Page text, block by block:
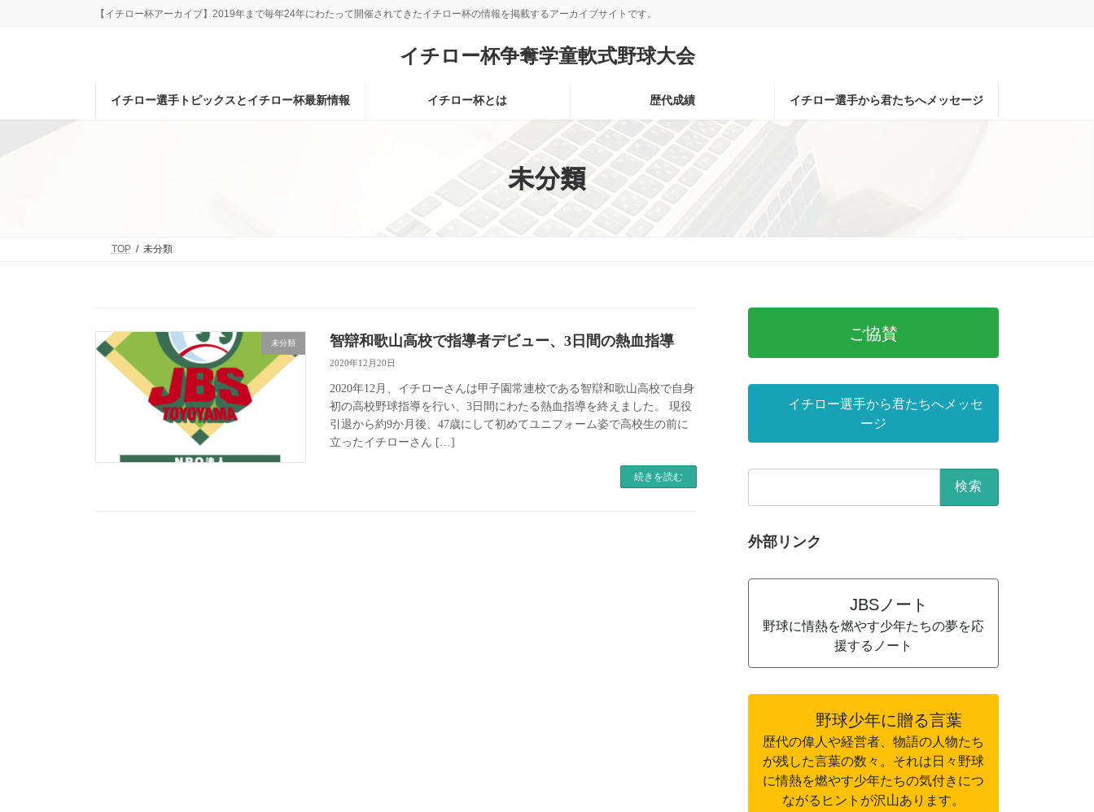
【イチロー杯アーカイブ】2019年まで毎年24年にわたって開催されてきたイチロー杯の情報を掲載するアーカイブサイトです。
イチロー杯争奪学童軟式野球大会
イチロー選手トピックスとイチロー杯最新情報 イチロー杯とは 歴代成績 イチロー選手から君たちへメッセージ
未分類
TOP 未分類
未分類 智辯和歌山高校で指導者デビュー、3日間の熱血指導
2020年12月20日
2020年12月、イチローさんは甲子園常連校である智辯和歌山高校で自身
初の高校野球指導を行い、3日間にわたる熱血指導を終えました。 現役
引退から約9か月後、47歳にして初めてユニフォーム姿で高校生の前に
立ったイチローさん […]
続きを読む
ご協賛
イチロー選手から君たちへメッセ
ージ
外部リンク
JBSノート
野球に情熱を燃やす少年たちの夢を応
援するノート
野球少年に贈る言葉
歴代の偉人や経営者、物語の人物たち
が残した言葉の数々。それは日々野球
に情熱を燃やす少年たちの気付きにつ
ながるヒントが沢山あります。